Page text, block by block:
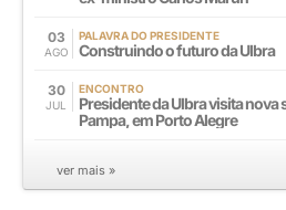
03
AGO
PALAVRA DO PRESIDENTE
Construindo o futuro da Ulbra
30
JUL
ENCONTRO
Presidente da Ulbra visita nova
Pampa, em Porto Alegre
ver mais »